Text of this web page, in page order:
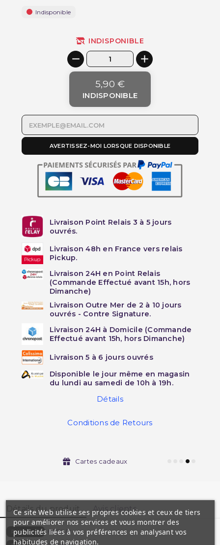
(1 avis)
Indisponible
INDISPONIBLE
5,90 €
INDISPONIBLE
AVERTISSEZ-MOI LORSQUE DISPONIBLE
Livraison Point Relais 3 à 5 jours
ouvrés.
Livraison 48h en France vers relais
Pickup.
Livraison 24H en Point Relais
(Commande Effectué avant 15h, hors
Dimanche)
Livraison Outre Mer de 2 à 10 jours
ouvrés - Contre Signature.
Livraison 24H à Domicile (Commande
Effectué avant 15h, hors Dimanche)
Livraison 5 à 6 jours ouvrés
Disponible le jour même en magasin
du lundi au samedi de 10h à 19h.
Détails
Conditions de Retours
Cartes cadeaux
Détails du produit Avis clients
Référence 6354-D
Ce site Web utilise ses propres cookies et ceux de tiers
pour améliorer nos services et vous montrer des
publicités liées à vos préférences en analysant vos
habitudes de navigation.